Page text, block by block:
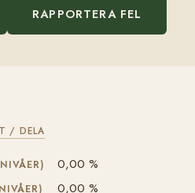
RAPPORTERA FEL
/ DELA
0,00 %
0,00 %